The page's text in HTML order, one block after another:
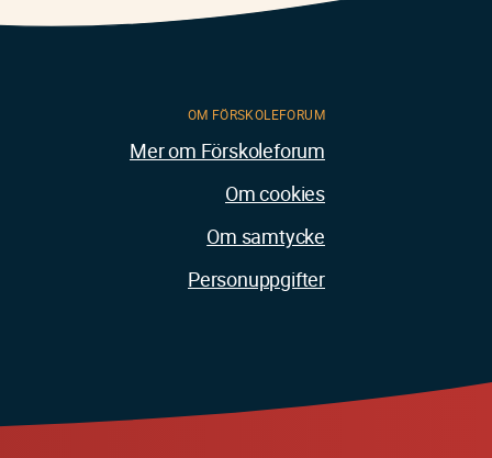
OM FÖRSKOLEFORUM
Mer om Förskoleforum
Om cookies
Om samtycke
Personuppgifter